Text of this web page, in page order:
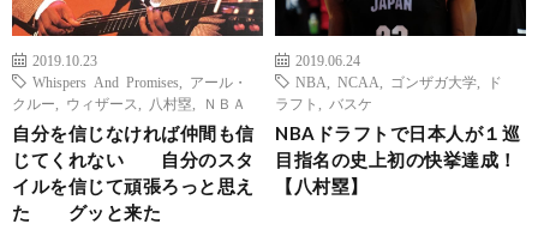
2019.10.23
Whispers And Promises
アール・
クルー
ウィザース 八村塁 ＮＢＡ
自分を信じなければ仲間も信
じてくれない 自分のスタ
イルを信じて頑張ろっと思え
た グッと来た
2019.06.24
NBA
NCAA ゴンザガ大学
ド
ラフト
バスケ
NBAドラフトで日本人が１巡
目指名の史上初の快挙達成！
【八村塁】